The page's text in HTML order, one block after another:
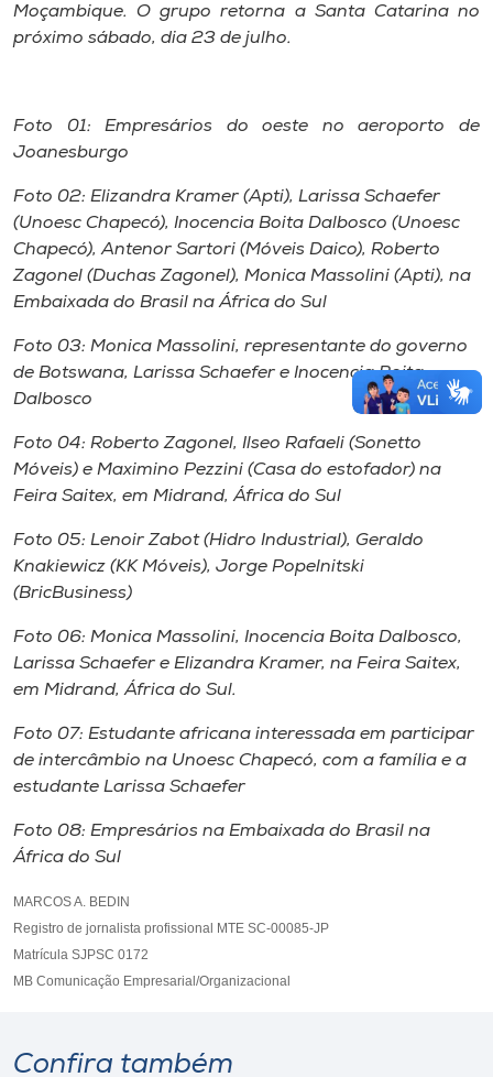
Moçambique. O grupo retorna a Santa Catarina no
próximo sábado, dia 23 de julho.
Foto 01: Empresários do oeste no aeroporto de
Joanesburgo
Foto 02: Elizandra Kramer (Apti), Larissa Schaefer
(Unoesc Chapecó), Inocencia Boita Dalbosco (Unoesc
Chapecó), Antenor Sartori (Móveis Daico), Roberto
Zagonel (Duchas Zagonel), Monica Massolini (Apti), na
Embaixada do Brasil na África do Sul
Foto 03: Monica Massolini, representante do governo
de Botswana, Larissa Schaefer e Inocencia Boita
Dalbosco
Foto 04: Roberto Zagonel, Ilseo Rafaeli (Sonetto
Móveis) e Maximino Pezzini (Casa do estofador) na
Feira Saitex, em Midrand, África do Sul
Foto 05: Lenoir Zabot (Hidro Industrial), Geraldo
Knakiewicz (KK Móveis), Jorge Popelnitski
(BricBusiness)
Foto 06: Monica Massolini, Inocencia Boita Dalbosco,
Larissa Schaefer e Elizandra Kramer, na Feira Saitex,
em Midrand, África do Sul.
Foto 07: Estudante africana interessada em participar
de intercâmbio na Unoesc Chapecó, com a família e a
estudante Larissa Schaefer
Foto 08: Empresários na Embaixada do Brasil na
África do Sul
MARCOS A. BEDIN
Registro de jornalista profissional MTE SC-00085-JP
Matrícula SJPSC 0172
MB Comunicação Empresarial/Organizacional
Confira também